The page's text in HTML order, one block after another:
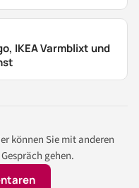
IKEA Varmblixt und
können Sie mit anderen
gehen.